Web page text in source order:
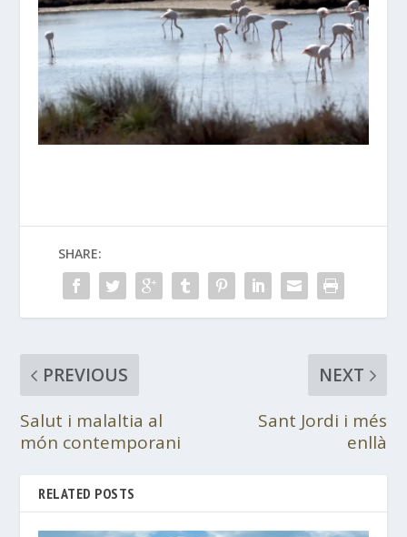
SHARE:
PREVIOUS
Salut i malaltia al
món contemporani
NEXT
Sant Jordi i més
enllà
RELATED POSTS